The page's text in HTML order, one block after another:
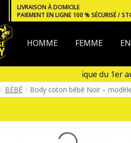
LIVRAISON À DOMICILE
PAIEMENT EN LIGNE 100 % SÉCURISÉ /
HOMME FEMME
Ouverture de la boutique du 1er
Boutique fermée en Janvier et en
BÉBÉ Body coton bébé Noir –